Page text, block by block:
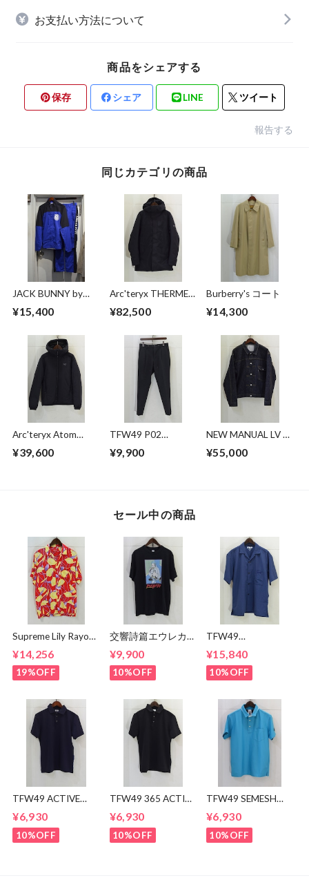
お支払い方法について
商品をシェアする
保存 シェア LINE ツイート
報告する
同じカテゴリの商品
JACK BUNNY by
ップ付き セットア
¥15,400
Arc'teryx THERME
¥82,500
Burberry's コート
¥14,300
Arc'teryx Atom
¥39,600
TFW49 P02
¥9,900
NEW MANUAL LV T-
JACKET
¥55,000
セール中の商品
Supreme Lily Rayon
¥14,256
19%OFF
交響詩篇エウレカセ
MOSH
MISFITS"EUREKA"
TEE
¥9,900
10%OFF
TFW49
OPEN COLLAR
SHIRTS
¥15,840
10%OFF
TFW49 ACTIVE
¥6,930
10%OFF
TFW49 365 ACTIVE
¥6,930
10%OFF
TFW49 SEMESH
¥6,930
10%OFF